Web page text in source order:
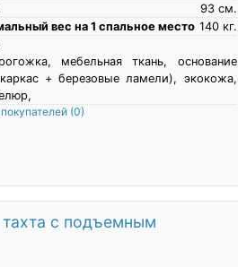
см.
93
вес на 1 спальное место
кг.
140
мебельная ткань, основание
+ березовые ламели), экокожа,
(0)
тахта с подъемным